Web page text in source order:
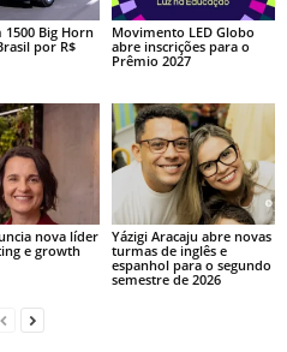
1500 Big Horn
por R$
Movimento LED Globo
abre inscrições para o
Prêmio 2027
nova líder
e growth
Yázigi Aracaju abre novas
turmas de inglês e
espanhol para o segundo
semestre de 2026